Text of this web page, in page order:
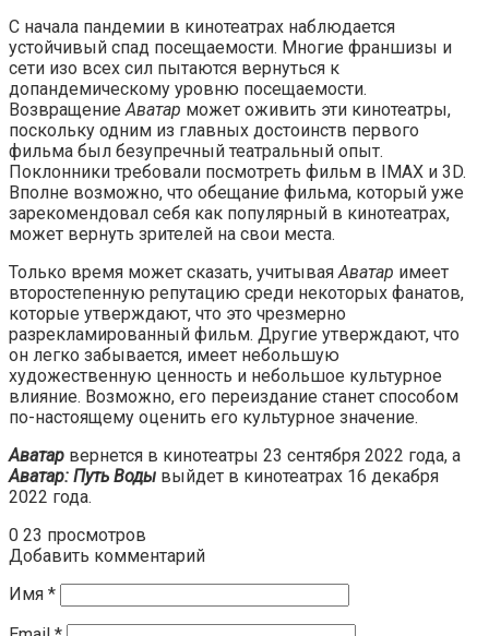
С начала пандемии в кинотеатрах наблюдается
устойчивый спад посещаемости. Многие франшизы и
сети изо всех сил пытаются вернуться к
допандемическому уровню посещаемости.
ВозвращениеАватар может оживить эти кинотеатры,
поскольку одним из главных достоинств первого
фильма был безупречный театральный опыт.
Поклонники требовали посмотреть фильм в IMAX и 3D.
Вполне возможно, что обещание фильма, который уже
зарекомендовал себя как популярный в кинотеатрах,
может вернуть зрителей на свои места.
Только время может сказать, учитываяАватар имеет
второстепенную репутацию среди некоторых фанатов,
которые утверждают, что это чрезмерно
разрекламированный фильм. Другие утверждают, что
он легко забывается, имеет небольшую
художественную ценность и небольшое культурное
влияние. Возможно, его переиздание станет способом
по-настоящему оценить его культурное значение.
Аватар вернется в кинотеатры 23 сентября 2022 года, а
Аватар: Путь Воды выйдет в кинотеатрах 16 декабря
2022 года.
0 23 просмотров
Добавить комментарий
Имя *